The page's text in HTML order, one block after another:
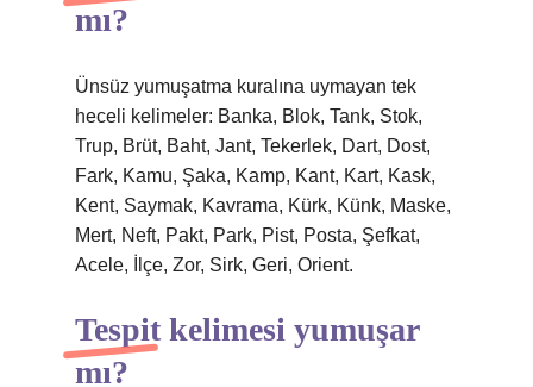
mı?
Ünsüz yumuşatma kuralına uymayan tek
heceli kelimeler: Banka, Blok, Tank, Stok,
Trup, Brüt, Baht, Jant, Tekerlek, Dart, Dost,
Fark, Kamu, Şaka, Kamp, Kant, Kart, Kask,
Kent, Saymak, Kavrama, Kürk, Künk, Maske,
Mert, Neft, Pakt, Park, Pist, Posta, Şefkat,
Acele, İlçe, Zor, Sirk, Geri, Orient.
Tespit kelimesi yumuşar
mı?